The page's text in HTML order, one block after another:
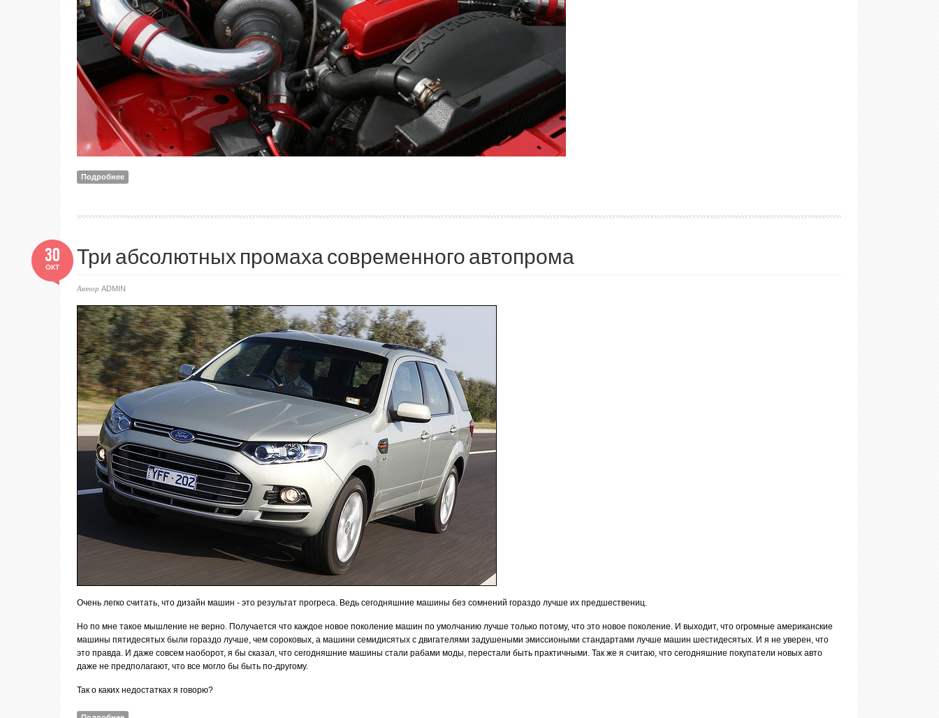
Подробнее
Три абсолютных промаха современного автопрома
Автор ADMIN
30
ОКТ
Очень легко считать, что дизайн машин - это результат прогреса. Ведь сегодняшние машины без сомнений гораздо лучше их предшествениц.
Но по мне такое мышление не верно. Получается что каждое новое поколение машин по умолчанию лучше только потому, что это новое поколение. И выходит, что огромные американские
машины пятидесятых были гораздо лучше, чем сороковых, а машини семидисятых с двигателями задушеными эмиссиоными стандартами лучше машин шестидесятых. И я не уверен, что
это правда. И даже совсем наоборот, я бы сказал, что сегодняшние машины стали рабами моды, перестали быть практичными. Так же я считаю, что сегодняшние покупатели новых авто
даже не предполагают, что все могло бы быть по-другому.
Так о каких недостатках я говорю?